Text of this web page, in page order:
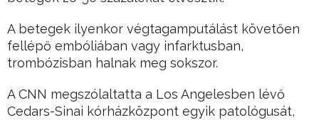
A betegek ilyenkor végtagamputálást követően
fellépő embóliában vagy infarktusban,
trombózisban halnak meg sokszor.
A CNN megszólaltatta a Los Angelesben lévő
Cedars-Sinai kórházközpont egyik patológusát,